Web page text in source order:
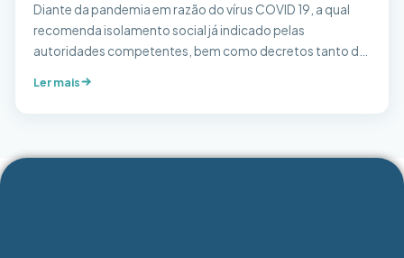
Diante da pandemia em razão do vírus COVID 19, a qual
recomenda isolamento social já indicado pelas
autoridades competentes, bem como decretos tanto de
Ler mais